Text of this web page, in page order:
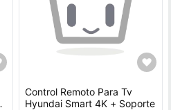
Control Remoto Para Tv
Hyundai Smart 4K + Soporte